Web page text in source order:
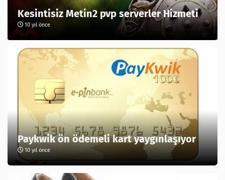
Kesintisiz Metin2 pvp serverler Hizmeti
10 yıl önce
Paykwik ön ödemeli kart yaygınlaşıyor
10 yıl önce